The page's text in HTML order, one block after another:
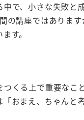
で、小さな失敗と
の講座ではありま
す。
くる上で重要なこ
おまえ、ちゃんと